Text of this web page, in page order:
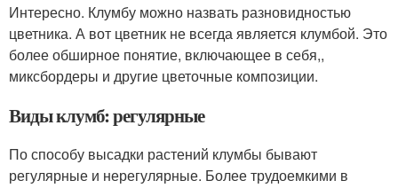
Интересно. Клумбу можно назвать разновидностью
цветника. А вот цветник не всегда является клумбой. Это
более обширное понятие, включающее в себя,,
миксбордеры и другие цветочные композиции.
Виды клумб: регулярные
По способу высадки растений клумбы бывают
регулярные и нерегулярные. Более трудоемкими в